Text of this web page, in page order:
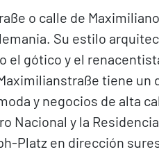
o calle de
Su estilo
el gótico y el
tiene un
y negocios de alta
Nacional y la
Platz en dirección